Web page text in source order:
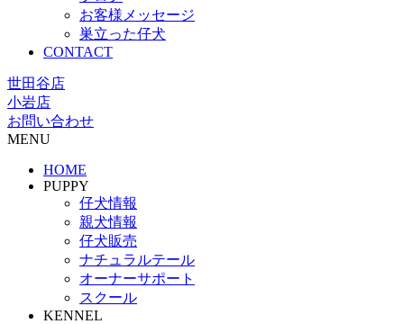
お客様メッセージ
巣立った仔犬
CONTACT
世田谷店
小岩店
お問い合わせ
MENU
HOME
PUPPY
仔犬情報
親犬情報
仔犬販売
ナチュラルテール
オーナーサポート
スクール
KENNEL